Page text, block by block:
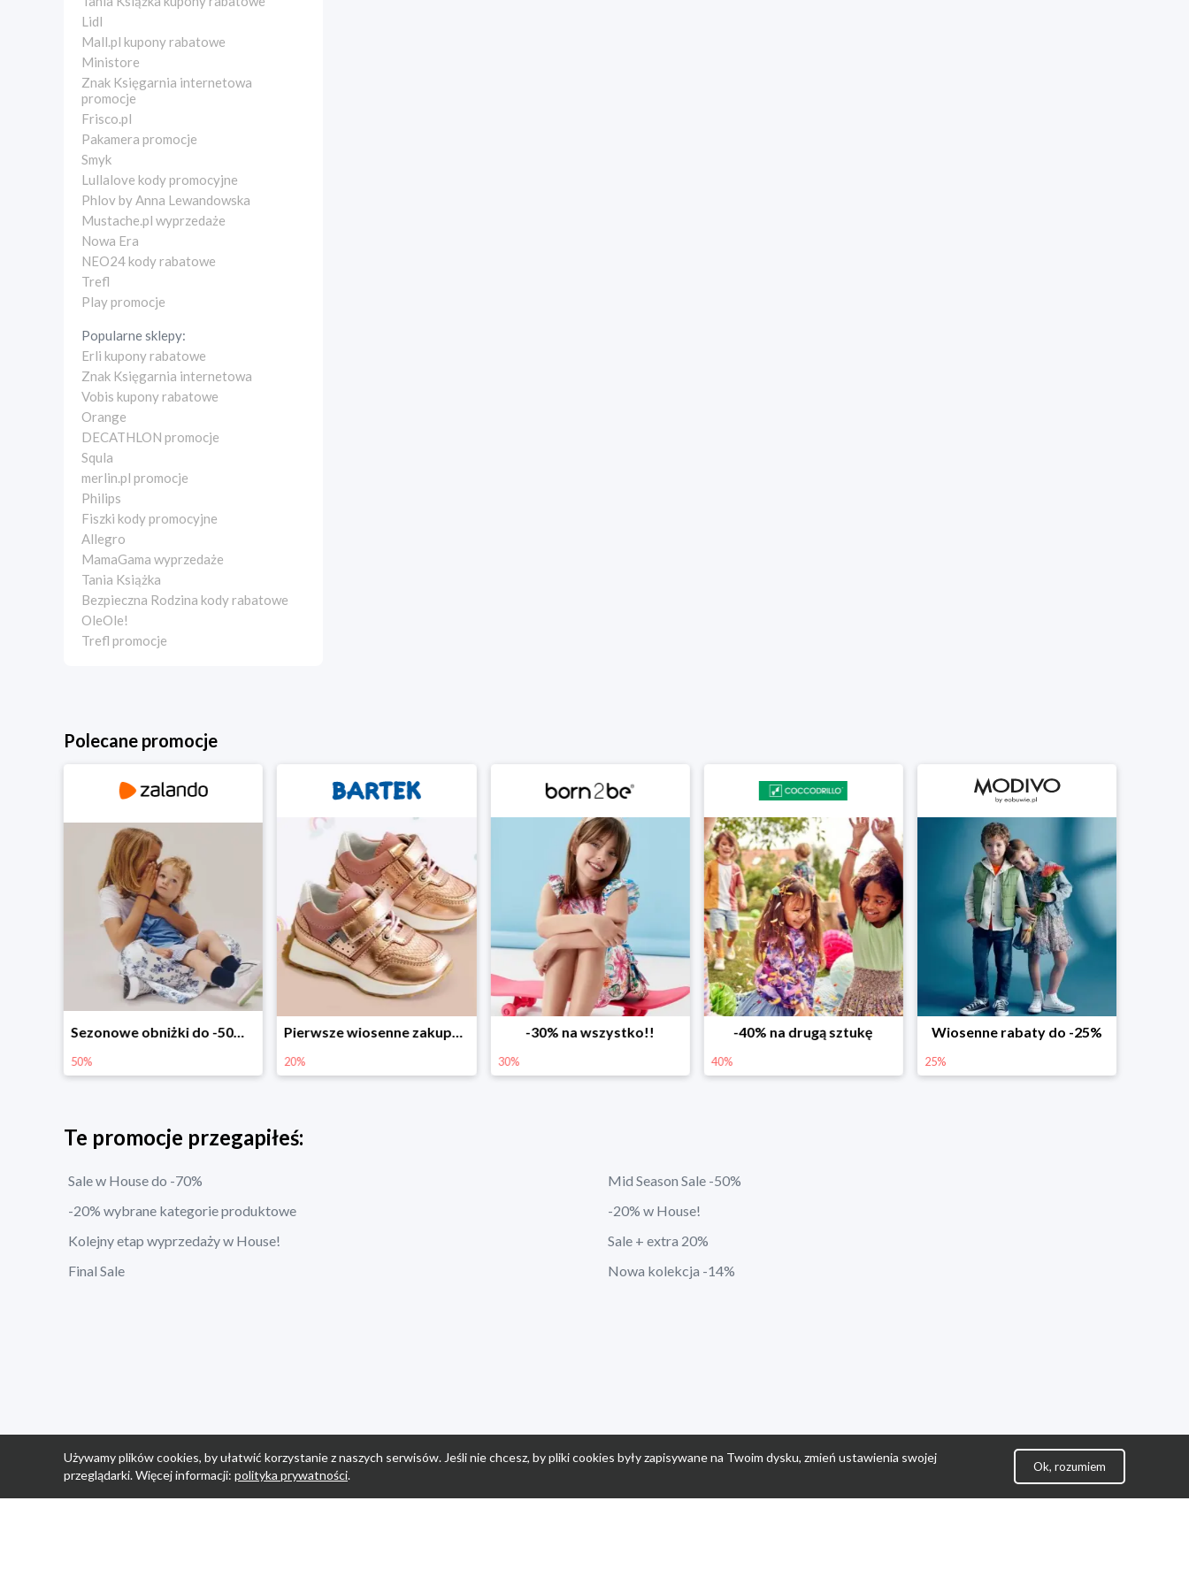
Lidl
Mall.pl kupony rabatowe
Ministore
Znak Księgarnia internetowa
promocje
Frisco.pl
Pakamera promocje
Smyk
Lullalove kody promocyjne
Phlov by Anna Lewandowska
Mustache.pl wyprzedaże
Nowa Era
NEO24 kody rabatowe
Trefl
Play promocje
Popularne sklepy:
Erli kupony rabatowe
Znak Księgarnia internetowa
Vobis kupony rabatowe
Orange
DECATHLON promocje
Squla
merlin.pl promocje
Philips
Fiszki kody promocyjne
Allegro
MamaGama wyprzedaże
Tania Książka
Bezpieczna Rodzina kody rabatowe
OleOle!
Trefl promocje
Polecane promocje
Sezonowe obniżki do -50% w Zalando Pierwsze wiosenne zakupy -20% -30% na wszystko!! -40% na drugą sztukę Wiosenne rabaty do -25%
Te promocje przegapiłeś:
Sale w House do -70%
Mid Season Sale -50%
-20% wybrane kategorie produktowe
-20% w House!
Kolejny etap wyprzedaży w House!
Sale + extra 20%
Final Sale
Nowa kolekcja -14%
Używamy plików cookies, by ułatwić korzystanie z naszych serwisów. Jeśli nie chcesz, by pliki cookies były zapisywane na Twoim dysku, zmień ustawienia swojej
przeglądarki. Więcej informacji: polityka prywatności.
Ok, rozumiem